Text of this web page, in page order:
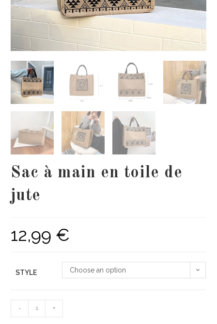
Sac à main en toile de
jute
12,99 €
STYLE Choose an option
à
- +